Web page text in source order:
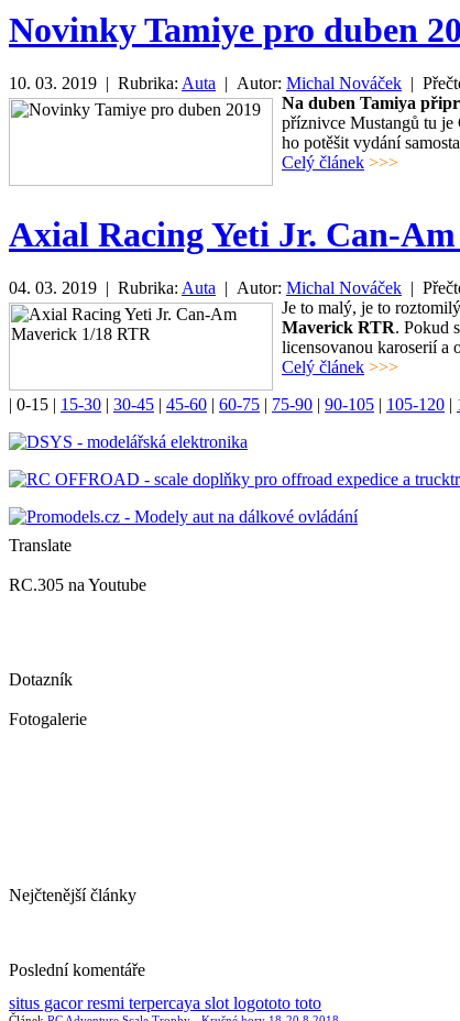
Novinky Tamiye pro duben
10. 03. 2019 | Rubrika: Auta | Autor: Michal Nováček |
Na duben Tamiya
příznivce Mustangů tu je
ho potěšit vydání
Celý článek >>>
Axial Racing Yeti Jr. Can-
04. 03. 2019 | Rubrika: Auta | Autor: Michal Nováček |
Je to malý, je to
Maverick RTR. Pokud
licensovanou karoserií a
Celý článek >>>
| 0-15 | 15-30 | 30-45 | 45-60 | 60-75 | 75-90 | 90-105 | 105-120 |
Translate
RC.305 na Youtube
Dotazník
Fotogalerie
Nejčtenější články
Poslední komentáře
situs gacor resmi terpercaya slot logototo toto